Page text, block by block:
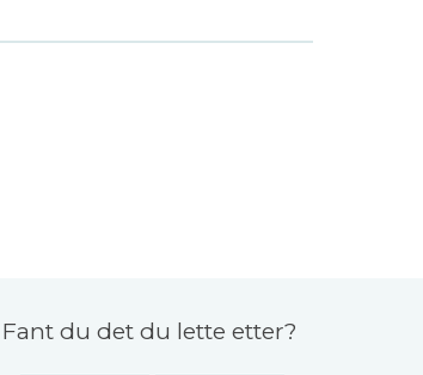
Fant du det du lette etter?